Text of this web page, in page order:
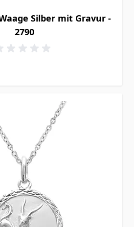
Silber mit Gravur -
2790